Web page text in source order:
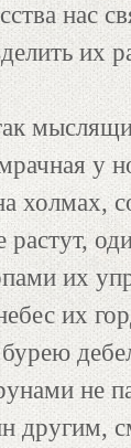
нас
их
у
холмах,
их
их
не
другим,